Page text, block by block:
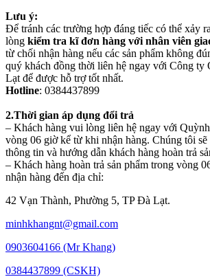
Lưu ý:
Để tránh các trường hợp đáng tiếc có thể xảy
lòng kiểm tra kĩ đơn hàng với nhân viên
từ chối nhận hàng nếu các sản phẩm không
quý khách đồng thời liên hệ ngay với Công ty
Lạt để được hỗ trợ tốt nhất.
Hotline: 0384437899
2.Thời gian áp dụng đổi trả
– Khách hàng vui lòng liên hệ ngay với
vòng 06 giờ kể từ khi nhận hàng. Chúng tôi sẽ
thông tin và hướng dẫn khách hàng hoàn trả
– Khách hàng hoàn trả sản phẩm trong vòng
nhận hàng đến địa chỉ:
42 Vạn Thành, Phường 5, TP Đà Lạt.
minhkhangnt@gmail.com
0903604166 (Mr Khang)
0384437899 (CSKH)